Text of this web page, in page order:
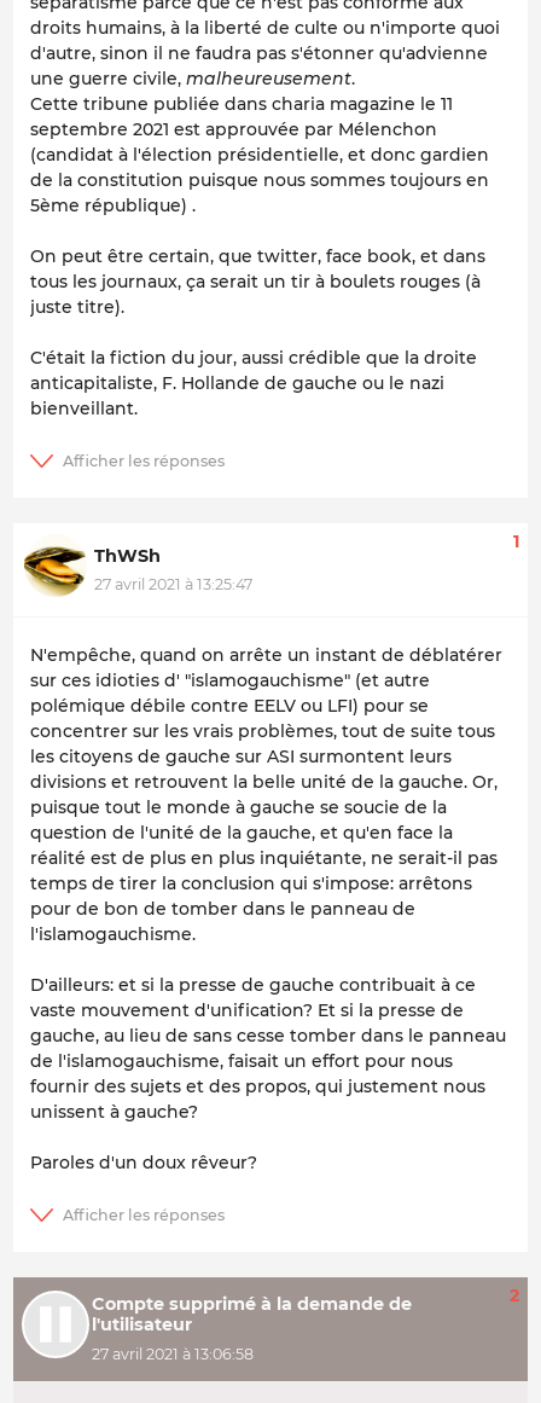
droits humains, à la liberté de culte ou n'importe quoi
d'autre, sinon il ne faudra pas s'étonner qu'advienne
une guerre civile, malheureusement.
Cette tribune publiée dans charia magazine le 11
septembre 2021 est approuvée par Mélenchon
(candidat à l'élection présidentielle, et donc gardien
de la constitution puisque nous sommes toujours en
5ème république) .
On peut être certain, que twitter, face book, et dans
tous les journaux, ça serait un tir à boulets rouges (à
juste titre).
C'était la fiction du jour, aussi crédible que la droite
anticapitaliste, F. Hollande de gauche ou le nazi
bienveillant.
ThWSh
27 avril 2021 à 13:25:47
1
N'empêche, quand on arrête un instant de déblatérer
sur ces idioties d' "islamogauchisme" (et autre
polémique débile contre EELV ou LFI) pour se
concentrer sur les vrais problèmes, tout de suite tous
les citoyens de gauche sur ASI surmontent leurs
divisions et retrouvent la belle unité de la gauche. Or,
puisque tout le monde à gauche se soucie de la
question de l'unité de la gauche, et qu'en face la
réalité est de plus en plus inquiétante, ne serait-il pas
temps de tirer la conclusion qui s'impose: arrêtons
pour de bon de tomber dans le panneau de
l'islamogauchisme.
D'ailleurs: et si la presse de gauche contribuait à ce
vaste mouvement d'unification? Et si la presse de
gauche, au lieu de sans cesse tomber dans le panneau
de l'islamogauchisme, faisait un effort pour nous
fournir des sujets et des propos, qui justement nous
unissent à gauche?
Paroles d'un doux rêveur?
Compte supprimé à la demande de
l'utilisateur
27 avril 2021 à 13:06:58
2